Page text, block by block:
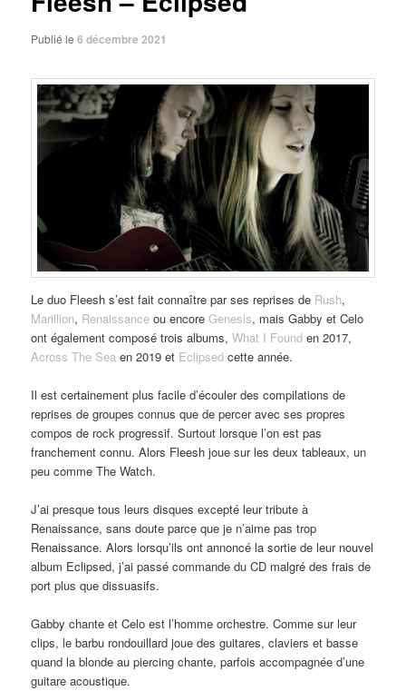
Publié le6 décembre 2021
Le duo Fleesh s’est fait connaître par ses reprises de Rush,
Marillion, Renaissance ou encoreGenesis, mais Gabby et Celo
ont également composé trois albums,What I Found en 2017,
Across The Sea en 2019 et Eclipsed cette année.
Il est certainement plus facile d’écouler des compilations de
reprises de groupes connus que de percer avec ses propres
compos de rock progressif. Surtout lorsque l’on est pas
franchement connu. Alors Fleesh joue sur les deux tableaux, un
peu comme The Watch.
J’ai presque tous leurs disques excepté leur tribute à
Renaissance, sans doute parce que je n’aime pas trop
Renaissance. Alors lorsqu’ils ont annoncé la sortie de leur nouvel
album Eclipsed, j’ai passé commande du CD malgré des frais de
port plus que dissuasifs.
Gabby chante et Celo est l’homme orchestre. Comme sur leur
clips, le barbu rondouillard joue des guitares, claviers et basse
quand la blonde au piercing chante, parfois accompagnée d’une
guitare acoustique.